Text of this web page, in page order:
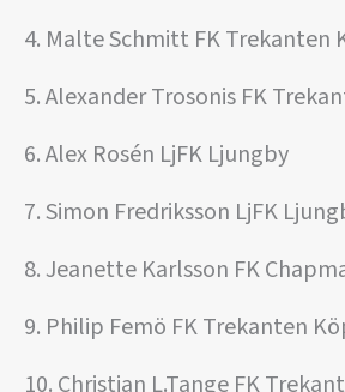
4. Malte Schmitt FK Trekanten
5. Alexander Trosonis FK
6. Alex Rosén LjFK Ljungby
7. Simon Fredriksson LjFK
8. Jeanette Karlsson FK
9. Philip Femö FK Trekanten
10. Christian L.Tange FK